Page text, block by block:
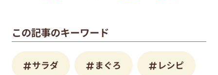
この記事のキーワード
サラダ まぐろ レシピ